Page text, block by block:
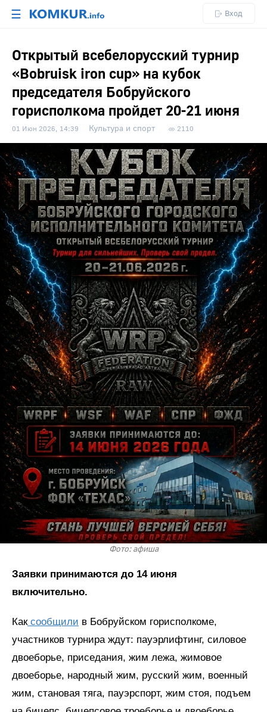
☰ Вход
Открытый всебелорусский турнир
«Bobruisk iron cup» на кубок
председателя Бобруйского
горисполкома пройдет 20-21 июня
01 Июн 2026, 14:39 Культура и спорт 2110
Фото: афиша
Заявки принимаются до 14 июня
включительно.
Каксообщили в Бобруйском горисполкоме,
участников турнира ждут: пауэрлифтинг, силовое
двоеборье, приседания, жим лежа, жимовое
двоеборье, народный жим, русский жим, военный
жим, становая тяга, пауэрспорт, жим стоя, подъем